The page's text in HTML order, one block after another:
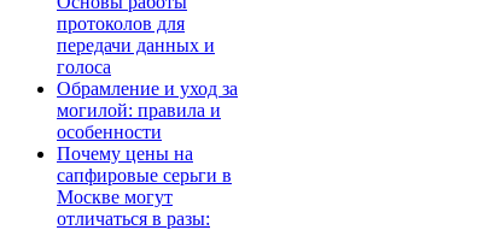
протоколов для
передачи данных и
голоса
Обрамление и уход за
могилой: правила и
особенности
Почему цены на
сапфировые серьги в
Москве могут
отличаться в разы: